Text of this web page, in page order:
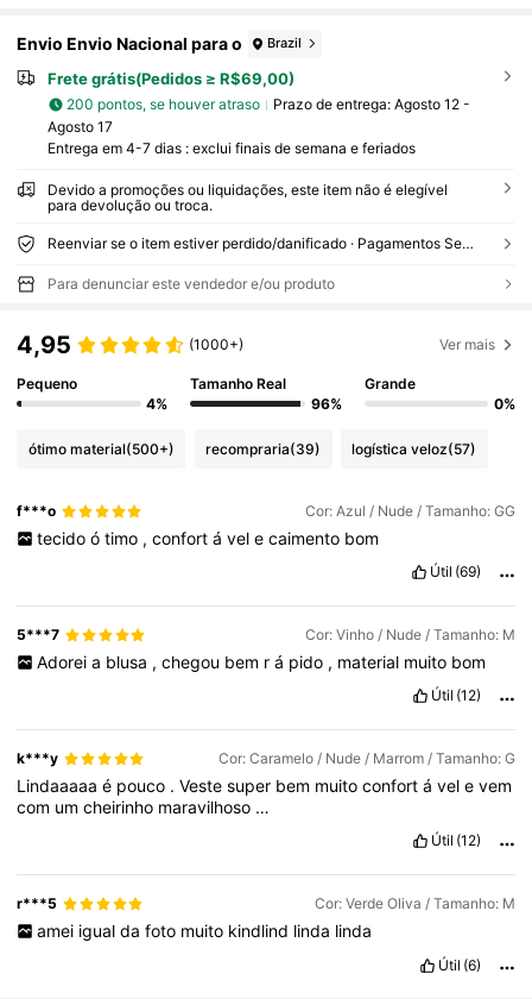
Envio Envio Nacional para o Brazil
Frete grátis(Pedidos ≥ R$69,00)
200 pontos, se houver atraso Prazo de entrega: Agosto 12 -
Agosto 17
Entrega em 4-7 dias : exclui finais de semana e feriados
Devido a promoções ou liquidações, este item não é elegível
para devolução ou troca.
Reenviar se o item estiver perdido/danificado · Pagamentos Seguros · Proteção de privacidade
Para denunciar este vendedor e/ou produto
4,95 (1000+) Ver mais
Pequeno
4%
Tamanho Real
96%
Grande
0%
ótimo material(500+) recompraria(39) logística veloz(57)
f***o Cor: Azul / Nude / Tamanho: GG
tecido ó timo , confort á vel e caimento bom
Útil (69)
5***7 Cor: Vinho / Nude / Tamanho: M
Adorei a blusa , chegou bem r á pido , material muito bom
Útil (12)
k***y Cor: Caramelo / Nude / Marrom / Tamanho: G
Lindaaaaaé pouco .Vestesuper bem muitoconfortávelevem
com umcheirinho maravilhoso …
Útil (12)
r***5 Cor: Verde Oliva / Tamanho: M
amei igual da foto muito kindlind linda linda
Útil (6)